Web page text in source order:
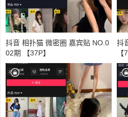
抖音 相扑猫 微密圈 嘉宾贴 NO.0
02期 【37P】
抖
【